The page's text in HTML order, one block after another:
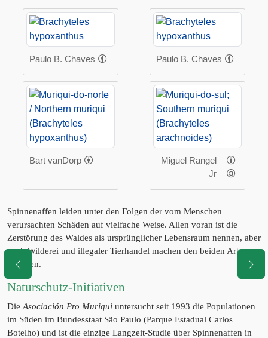
Paulo B. Chaves Paulo B. Chaves
Bart vanDorp
Miguel Rangel
Jr
Spinnenaffen leiden unter den Folgen der vom Menschen
verursachten Schäden auf vielfache Weise. Allen voran ist die
Zerstörung des Waldes als ursprünglicher Lebensraum nennen, aber
auch Wilderei und illegaler Tierhandel machen den beiden Arten zu
schaffen.
Naturschutz-Initiativen
Die Asociación Pro Muriqui untersucht seit 1993 die Populationen
im Süden im Bundesstaat São Paulo (Parque Estadual Carlos
Botelho) und ist die einzige Langzeit-Studie über Spinnenaffen in